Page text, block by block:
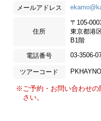
メールアドレス
住所
〒105-
東京都港
B1階
電話番号 03-3506-
ツアーコード
※ご予約・お問い合わせの
さい。